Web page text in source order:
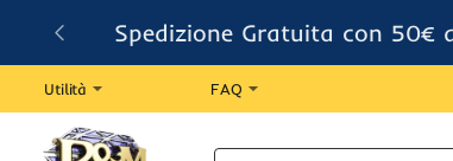
Spedizione Gratuita con 50€
Utilità FAQ